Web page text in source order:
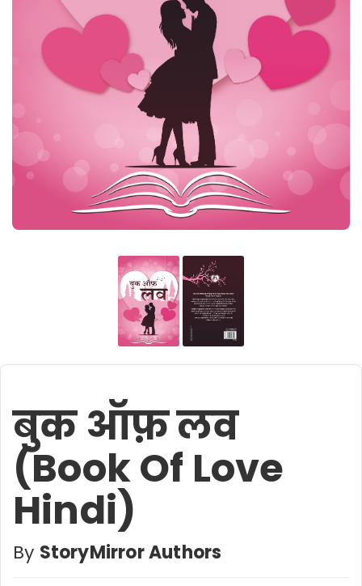
बुक ऑफ़ लव
(Book Of Love
Hindi)
By StoryMirror Authors